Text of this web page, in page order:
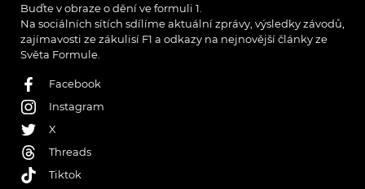
Buďte v obraze o dění ve formuli 1.
Na sociálních sítích sdílíme aktuální zprávy, výsledky závodů,
zajímavosti ze zákulisí F1 a odkazy na nejnovější články ze
Světa Formule.
Facebook
Instagram
X
Threads
Tiktok